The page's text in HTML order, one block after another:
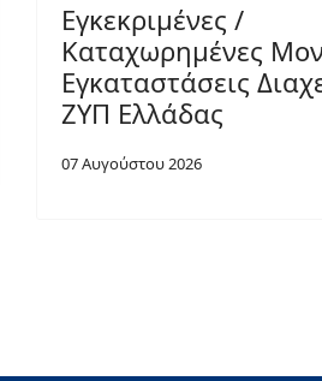
Εγκεκριμένες /
Καταχωρημένες
Εγκαταστάσεις
ΖΥΠ Ελλάδας
07 Αυγούστου 2026